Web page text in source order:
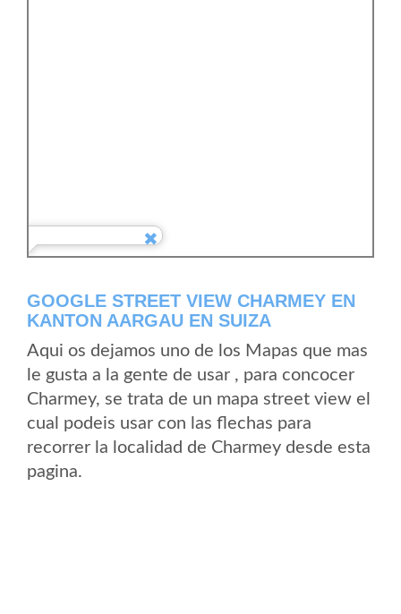
GOOGLE STREET VIEW CHARMEY EN
KANTON AARGAU EN SUIZA
Aqui os dejamos uno de los Mapas que mas
le gusta a la gente de usar , para concocer
Charmey, se trata de un mapa street view el
cual podeis usar con las flechas para
recorrer la localidad de Charmey desde esta
pagina.